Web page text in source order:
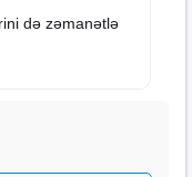
də zəmanətlə